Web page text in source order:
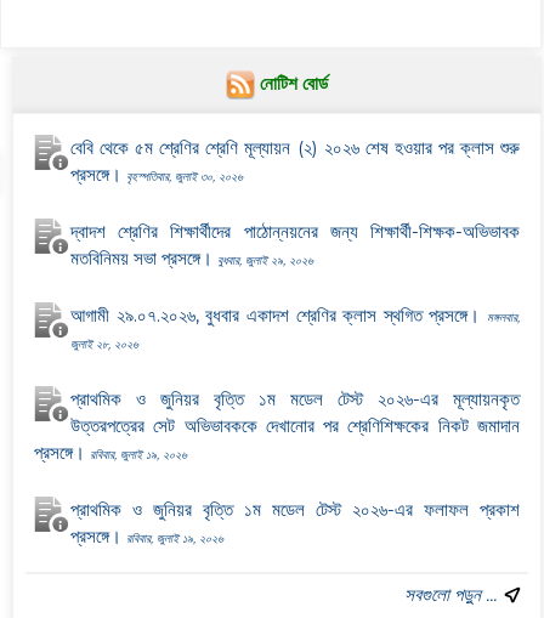
নোটিশ বোর্ড
বেবি থেকে ৫ম শ্রেণির শ্রেণি মূল্যায়ন (২) ২০২৬ শেষ হওয়ার পর ক্লাস শুরু
প্রসঙ্গে।
বৃহস্পতিবার, জুলাই ৩০, ২০২৬
দ্বাদশ শ্রেণির শিক্ষার্থীদের পাঠোন্নয়নের জন্য শিক্ষার্থী-শিক্ষক-অভিভাবক
মতবিনিময় সভা প্রসঙ্গে।
বুধবার, জুলাই ২৯, ২০২৬
আগামী ২৯.০৭.২০২৬, বুধবার একাদশ শ্রেণির ক্লাস স্থগিত প্রসঙ্গে।
মঙ্গলবার,
জুলাই ২৮, ২০২৬
প্রাথমিক ও জুনিয়র বৃত্তি ১ম মডেল টেস্ট ২০২৬-এর মূল্যায়নকৃত
উত্তরপত্রের সেট অভিভাবককে দেখানোর পর শ্রেণিশিক্ষকের নিকট জমাদান
প্রসঙ্গে।
রবিবার, জুলাই ১৯, ২০২৬
প্রাথমিক ও জুনিয়র বৃত্তি ১ম মডেল টেস্ট ২০২৬-এর ফলাফল প্রকাশ
প্রসঙ্গে।
রবিবার, জুলাই ১৯, ২০২৬
সবগুলো পড়ুন ...